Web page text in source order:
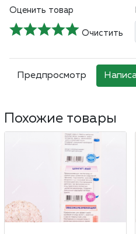
Оценить товар
Очистить
Похожие товары